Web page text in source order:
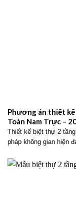
Phương án thiết
Toàn Nam Trực –
Thiết kế biệt thự 2
pháp không gian hiện